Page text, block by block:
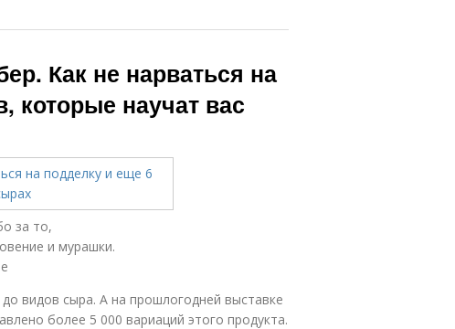
Как не нарваться на
которые научат вас
за то,
и мурашки.
видов сыра. А на прошлогодней выставке
более 5 000 вариаций этого продукта.